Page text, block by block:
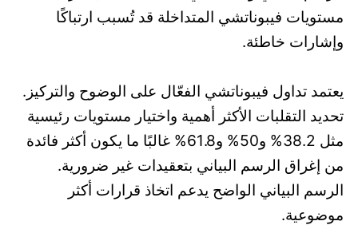
مستويات فيبوناتشي المتداخلة قد تُسبب ارتباكًا
وإشارات خاطئة.
يعتمد تداول فيبوناتشي الفعّال على الوضوح والتركيز.
تحديد التقلبات الأكثر أهمية واختيار مستويات رئيسية
مثل 38.2% و50% و61.8% غالبًا ما يكون أكثر فائدة
من إغراق الرسم البياني بتعقيدات غير ضرورية.
الرسم البياني الواضح يدعم اتخاذ قرارات أكثر
موضوعية.